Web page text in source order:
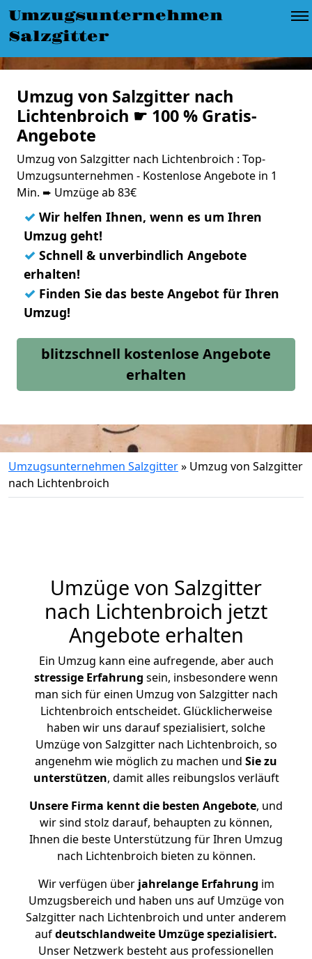
Umzugsunternehmen
Salzgitter
Umzug von Salzgitter nach
Lichtenbroich ☛ 100 % Gratis-
Angebote
Umzug von Salzgitter nach Lichtenbroich : Top-
Umzugsunternehmen - Kostenlose Angebote in 1
Min. ➨ Umzüge ab 83€
✓ Wir helfen Ihnen, wenn es um Ihren
Umzug geht!
✓ Schnell & unverbindlich Angebote
erhalten!
✓ Finden Sie das beste Angebot für Ihren
Umzug!
blitzschnell kostenlose Angebote
erhalten
Umzugsunternehmen Salzgitter» Umzug von Salzgitter
nach Lichtenbroich
Umzüge von Salzgitter
nach Lichtenbroich jetzt
Angebote erhalten
Ein Umzug kann eine aufregende, aber auch
stressige Erfahrung sein, insbesondere wenn
man sich für einen Umzug von Salzgitter nach
Lichtenbroich entscheidet. Glücklicherweise
haben wir uns darauf spezialisiert, solche
Umzüge von Salzgitter nach Lichtenbroich, so
angenehm wie möglich zu machen und Sie zu
unterstützen, damit alles reibungslos verläuft
Unsere Firma kennt die besten Angebote, und
wir sind stolz darauf, behaupten zu können,
Ihnen die beste Unterstützung für Ihren Umzug
nach Lichtenbroich bieten zu können.
Wir verfügen überjahrelange Erfahrung im
Umzugsbereich und haben uns auf Umzüge von
Salzgitter nach Lichtenbroich und unter anderem
aufdeutschlandweite Umzüge spezialisiert.
Unser Netzwerk besteht aus professionellen